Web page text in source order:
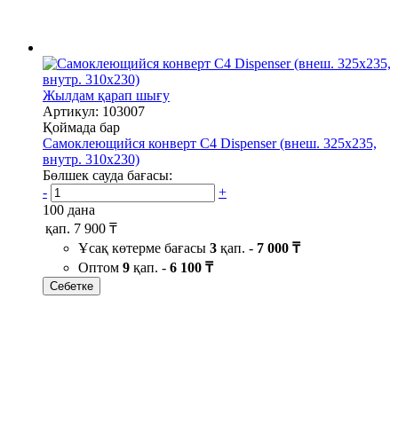
Жылдам қарап шығу
Артикул: 103007
Қоймада бар
Самоклеющийся конверт С4 Dispenser (внеш. 325х235,
внутр. 310х230)
Бөлшек сауда бағасы:
-
+
100 дана
қап. 7 900 ₸
Ұсақ көтерме бағасы 3 қап. - 7 000 ₸
Оптом 9 қап. - 6 100 ₸
Себетке